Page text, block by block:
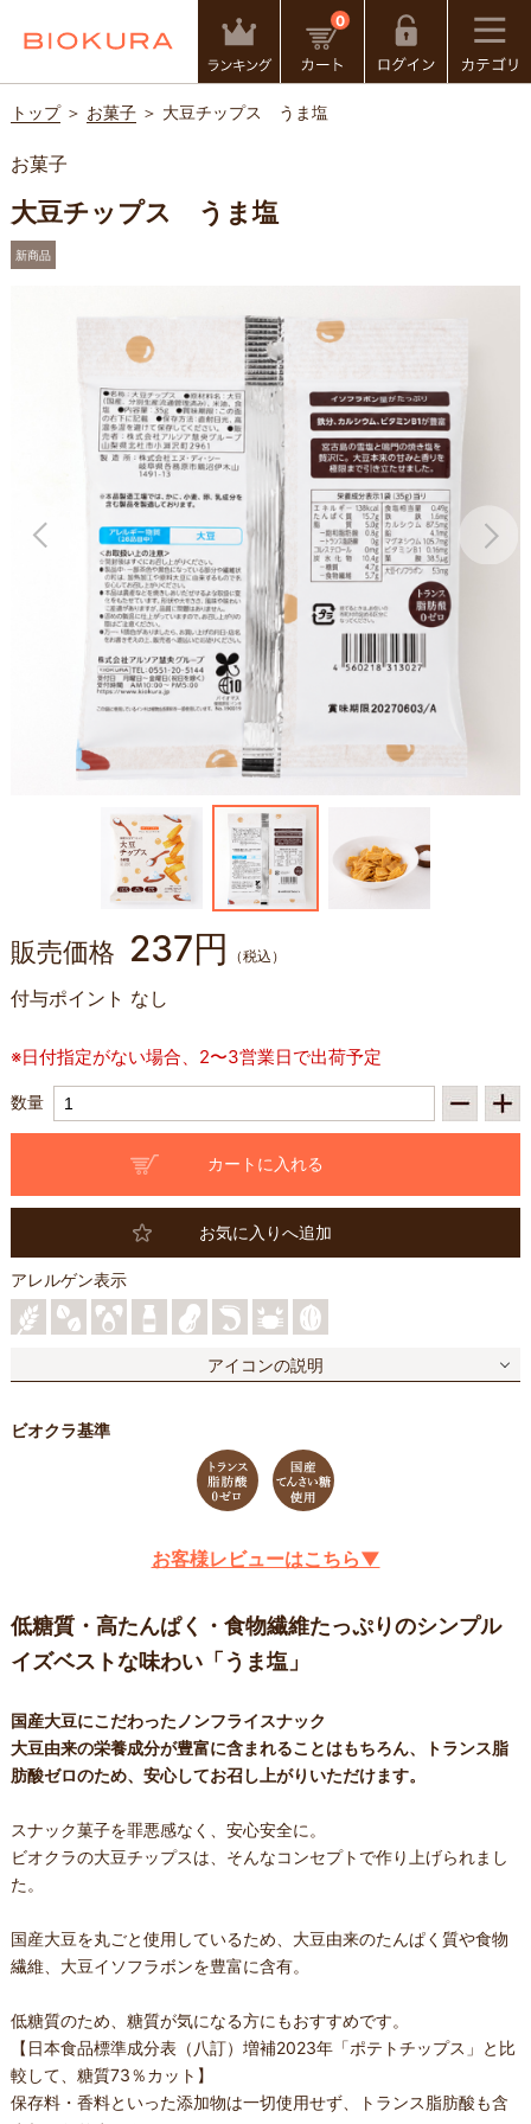
0
トップ ＞ お菓子＞ 大豆チップス うま塩
お菓子
大豆チップス うま塩
新商品
販売価格 237円 （税込）
付与ポイント なし
※日付指定がない場合、2〜3営業日で出荷予定
数量
お気に入りへ追加
アレルゲン表示
アイコンの説明
ビオクラ基準
お客様レビューはこちら▼
低糖質・高たんぱく・食物繊維たっぷりのシンプル
イズベストな味わい「うま塩」
国産大豆にこだわったノンフライスナック
大豆由来の栄養成分が豊富に含まれることはもちろん、トランス脂
肪酸ゼロのため、安心してお召し上がりいただけます。
スナック菓子を罪悪感なく、安心安全に。
ビオクラの大豆チップスは、そんなコンセプトで作り上げられまし
た。
国産大豆を丸ごと使用しているため、大豆由来のたんぱく質や食物
繊維、大豆イソフラボンを豊富に含有。
低糖質のため、糖質が気になる方にもおすすめです。
【日本食品標準成分表（八訂）増補2023年「ポテトチップス」と比
較して、糖質73％カット】
保存料・香料といった添加物は一切使用せず、トランス脂肪酸も含